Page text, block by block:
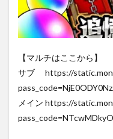
【マルチはここから】
サブ https://
メイン https://